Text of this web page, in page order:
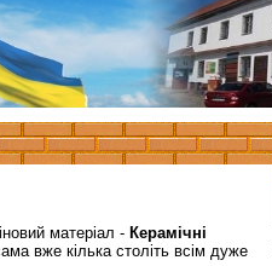
матеріал - Керамічні
вже кілька століть всім дуже